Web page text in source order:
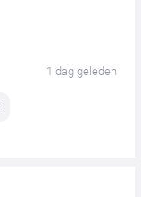
1 dag geleden